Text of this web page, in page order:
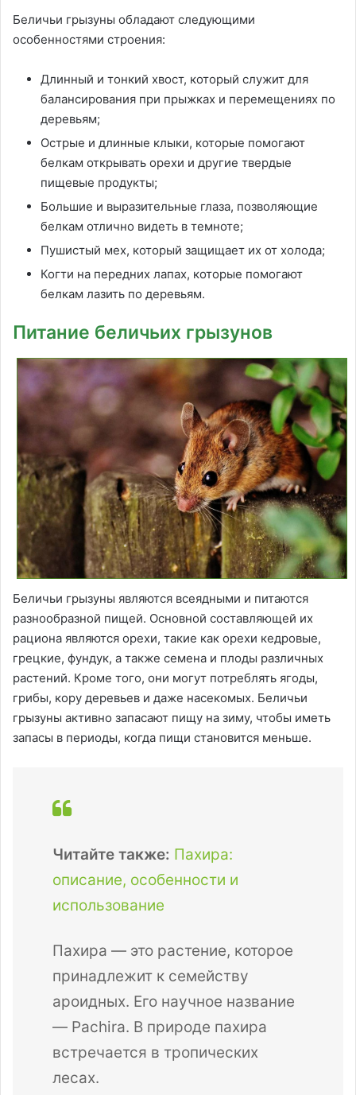
Беличьи грызуны обладают следующими
особенностями строения:
Длинный и тонкий хвост, который служит для
балансирования при прыжках и перемещениях по
деревьям;
Острые и длинные клыки, которые помогают
белкам открывать орехи и другие твердые
пищевые продукты;
Большие и выразительные глаза, позволяющие
белкам отлично видеть в темноте;
Пушистый мех, который защищает их от холода;
Когти на передних лапах, которые помогают
белкам лазить по деревьям.
Питание беличьих грызунов
Беличьи грызуны являются всеядными и питаются
разнообразной пищей. Основной составляющей их
рациона являются орехи, такие как орехи кедровые,
грецкие, фундук, а также семена и плоды различных
растений. Кроме того, они могут потреблять ягоды,
грибы, кору деревьев и даже насекомых. Беличьи
грызуны активно запасают пищу на зиму, чтобы иметь
запасы в периоды, когда пищи становится меньше.
Читайте также: Пахира:
описание, особенности и
использование
Пахира — это растение, которое
принадлежит к семейству
ароидных. Его научное название
— Pachira. В природе пахира
встречается в тропических
лесах.